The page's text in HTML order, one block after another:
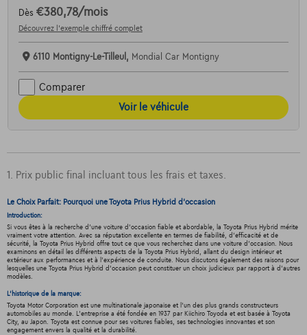
Dès €380,78/mois
Découvrez l’exemple chiffré complet
6110 Montigny-Le-Tilleul, Mondial Car Montigny
Comparer
Voir le véhicule
1. Prix public final incluant tous les frais et taxes.
Le Choix Parfait: Pourquoi une Toyota Prius Hybrid d'occasion
Introduction:
Si vous êtes à la recherche d'une voiture d'occasion fiable et abordable, la Toyota Prius Hybrid mérite
vraiment votre attention. Avec sa réputation excellente en termes de fiabilité, d'efficacité et de
sécurité, la Toyota Prius Hybrid offre tout ce que vous recherchez dans une voiture d'occasion. Nous
examinons en détail les différents aspects de la Toyota Prius Hybrid, allant du design intérieur et
extérieur aux performances et à l'expérience de conduite. Nous discutons également des raisons pour
lesquelles une Toyota Prius Hybrid d'occasion peut constituer un choix judicieux par rapport à d'autres
modèles.
L'historique de la marque:
Toyota Motor Corporation est une multinationale japonaise et l'un des plus grands constructeurs
automobiles au monde. L'entreprise a été fondée en 1937 par Kiichiro Toyoda et est basée à Toyota
City, au Japon. Toyota est connue pour ses voitures fiables, ses technologies innovantes et son
engagement envers la qualité et la durabilité.